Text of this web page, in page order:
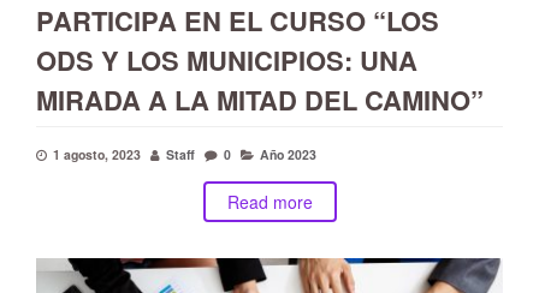
PARTICIPA EN EL CURSO “LOS
ODS Y LOS MUNICIPIOS: UNA
MIRADA A LA MITAD DEL CAMINO”
1 agosto, 2023 Staff 0 Año 2023
Read more